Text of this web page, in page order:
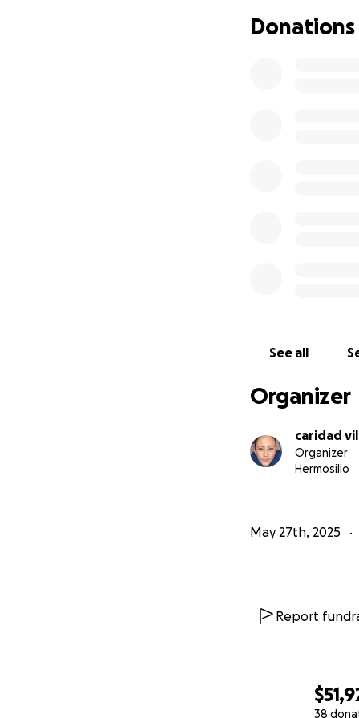
38
Eufrasia no tiene
depende
Donations
See all
Organizer
caridad
Organizer
Hermosillo
May 27th, 2025
Report